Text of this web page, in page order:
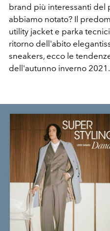
brand più interessanti del
abbiamo notato? Il
utility jacket e parka
ritorno dell'abito
sneakers, ecco le
dell'autunno inverno 2021.